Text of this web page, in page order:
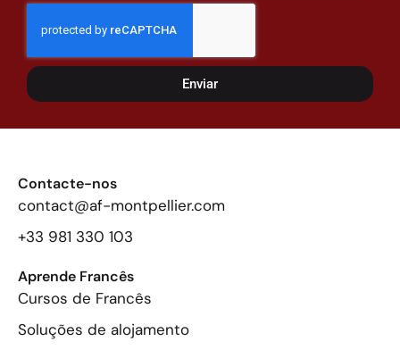
Enviar
Contacte-nos
contact@af-montpellier.com
+33 981 330 103
Aprende Francês
Cursos de Francês
Soluções de alojamento